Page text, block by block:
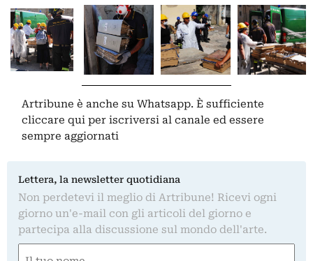
Artribune è anche su Whatsapp. È sufficiente
cliccare qui per iscriversi al canale ed essere
sempre aggiornati
Lettera, la newsletter quotidiana
Non perdetevi il meglio di Artribune! Ricevi ogni
giorno un'e-mail con gli articoli del giorno e
partecipa alla discussione sul mondo dell'arte.